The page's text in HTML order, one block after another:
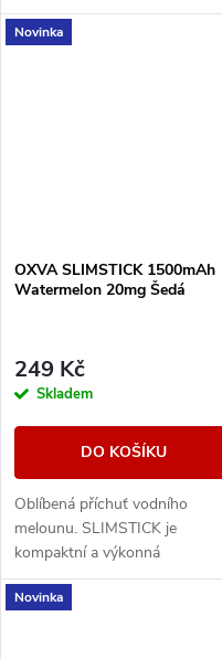
Novinka
OXVA SLIMSTICK 1500mAh
Watermelon 20mg Šedá
249 Kč
Skladem
DO KOŠÍKU
Oblíbená příchuť vodního
melounu. SLIMSTICK je
kompaktní a výkonná
elektronická cigareta s
předplněnou cartridgí o objemu
Novinka